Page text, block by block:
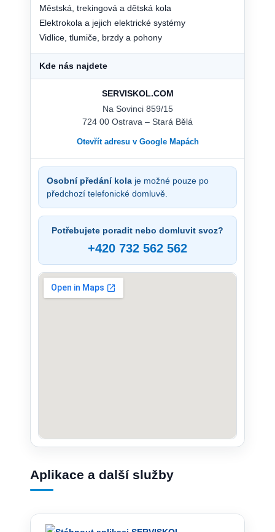
Městská, trekingová a dětská kola
Elektrokola a jejich elektrické systémy
Vidlice, tlumiče, brzdy a pohony
Kde nás najdete
SERVISKOL.COM
Na Sovinci 859/15
724 00 Ostrava – Stará Bělá
Otevřít adresu v Google Mapách
Osobní předání kola je možné pouze po
předchozí telefonické domluvě.
Potřebujete poradit nebo domluvit svoz?
+420 732 562 562
Aplikace a další služby